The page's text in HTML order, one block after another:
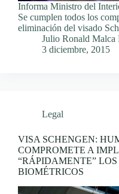
Informa Ministro del
Se cumplen todos los
eliminación del visado
Julio Ronald Malca
3 diciembre, 2015
Legal
VISA SCHENGEN:
COMPROMETE A
“RÁPIDAMENTE” LOS
BIOMÉTRICOS